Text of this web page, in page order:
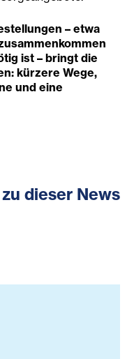
– etwa
ist – bringt die
kürzere Wege,
und eine
dieser News